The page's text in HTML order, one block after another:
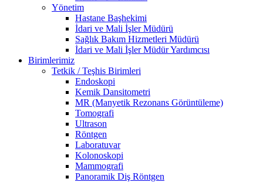
Yönetim
Hastane Başhekimi
İdari ve Mali İşler Müdürü
Sağlık Bakım Hizmetleri Müdürü
İdari ve Mali İşler Müdür Yardımcısı
Birimlerimiz
Tetkik / Teşhis Birimleri
Endoskopi
Kemik Dansitometri
MR (Manyetik Rezonans Görüntüleme)
Tomografi
Ultrason
Röntgen
Laboratuvar
Kolonoskopi
Mammografi
Panoramik Diş Röntgen